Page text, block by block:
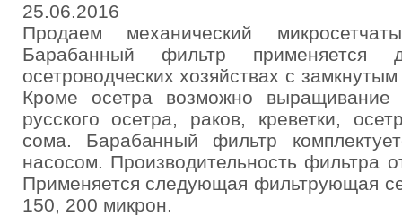
25.06.2016
Продаем механический
Барабанный фильтр
осетроводческих хозяйствах с
Кроме осетра возможно
русского осетра, раков, креветки,
сома. Барабанный фильтр
насосом. Производительность фильтра
Применяется следующая фильтрующая
150, 200 микрон.